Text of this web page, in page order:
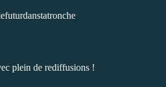
plein de rediffusions !